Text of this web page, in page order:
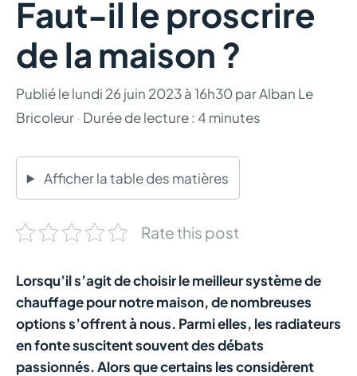
Faut-il le proscrire
de la maison ?
Publié lelundi 26 juin 2023 à 16h30parAlban Le
Bricoleur · Durée de lecture : 4 minutes
Afficher la table des matières
Rate this post
Lorsqu’il s’agit de choisir le meilleur système de
chauffage pour notre maison, de nombreuses
options s’offrent à nous. Parmi elles, les radiateurs
en fonte suscitent souvent des débats
passionnés. Alors que certains les considèrent